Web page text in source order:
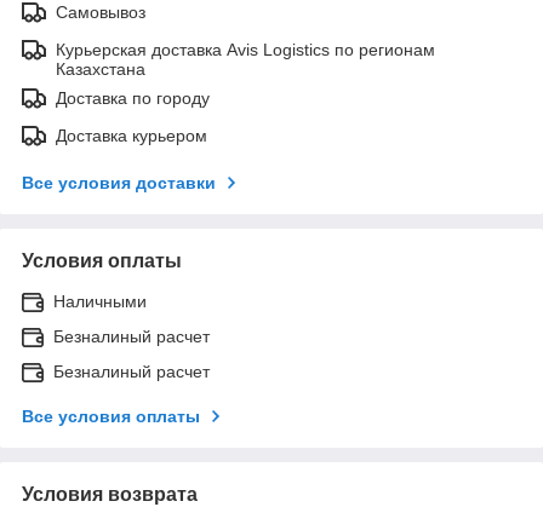
Самовывоз
Курьерская доставка Avis Logistics по регионам
Казахстана
Доставка по городу
Доставка курьером
Все условия доставки
Условия оплаты
Наличными
Безналиный расчет
Безналиный расчет
Все условия оплаты
Условия возврата